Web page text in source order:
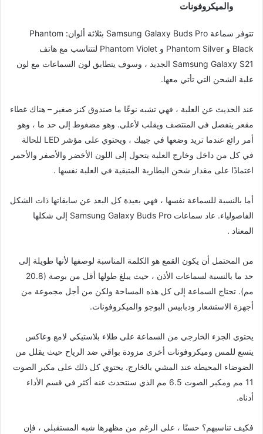
والميكروفونات
تتوفر سماعة Samsung Galaxy Buds Pro بثلاثة ألوان: Phantom
Black و Phantom Silver و Phantom Violet لتتناسب مع هاتف
Samsung Galaxy S21 الجديد ، وسوف يتطابق لون السماعات مع لون
علبة الشحن التي تأتي معها.
عند الحديث عن العلبة ، فهي تشبه نوعًا ما صندوق كنز صغير – هناك غطاء
مقعر ينفصل في المنتصف ويقلب لأعلى. وهو مضغوط إلى حد ما ، وهو
أمر رائع عندما تريد وضعها في جيبك ، ويحتوي على مؤشر LED للحالة
في كل من داخل وخارج العلبة يتحول إلى اللون الأخضر والأصفر والأحمر
اعتمادًا على مقدار شحن البطارية المتبقية في العلبة نفسها .
أما بالنسبة للسماعة نفسها ، فهي بعيدة كل البعد عن سابقاتها ذات الشكل
الفاصولياء. عاد سماعات Samsung Galaxy Buds Pro إلى شكلها
المعتاد .
من المحتمل أن يكون القمع هو الكلمة المناسبة لوصفها لأنها طويلة إلى
حد ما بالنسبة لسماعات الأذن ، حيث يبلغ طولها أقل من بوصة (20.8
مم). تحتاج السماعة إلى كل هذه المساحة ولكن من أجل مجموعة من
أجهزة الاستشعار ودبابيس البوجو والميكروفونات.
يحتوي الجزء الخارجي من السماعة على طلاء بلاستيكي لامع وعاكس
يتسع للمس وميكروفونات أخرى مزودة بواقي ضد الرياح حيث يقلل من
الضوضاء المحيطة عند المشي بالخارج. يحتوي كل ذلك على مكبر الصوت
11 مم ومكبر الصوت 6.5 مم الذي سنتحدث عنه أكثر في قسم الأداء
أدناه.
فكيف تناسبهم؟ حسنًا ، على الرغم من مظهرها شبه المستقبلي ، فإن